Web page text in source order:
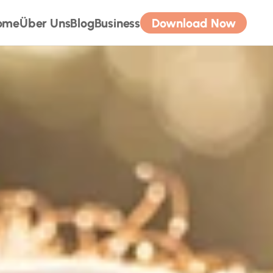
Über UnsBlogBusiness Download Now